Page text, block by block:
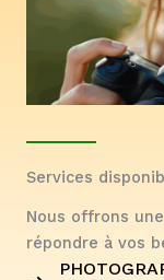
Services
Nous offrons
répondre à vos